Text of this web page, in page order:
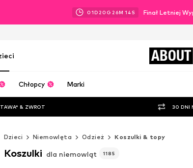
01D 20 G 26M 13 S Finał Letniej
ABOUT
Chłopcy Marki
& ZWROT 30 DNI
Dzieci Niemowlęta Odzież Koszulki & topy
Koszulki dla niemowląt 1185